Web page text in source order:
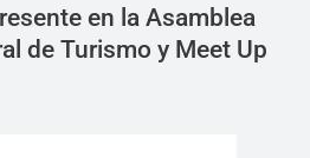
en la Asamblea
de Turismo y Meet Up